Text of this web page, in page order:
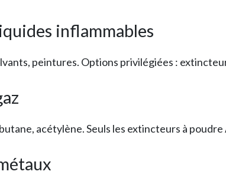
inflammables
peintures. Options privilégiées :
acétylène. Seuls les extincteurs à